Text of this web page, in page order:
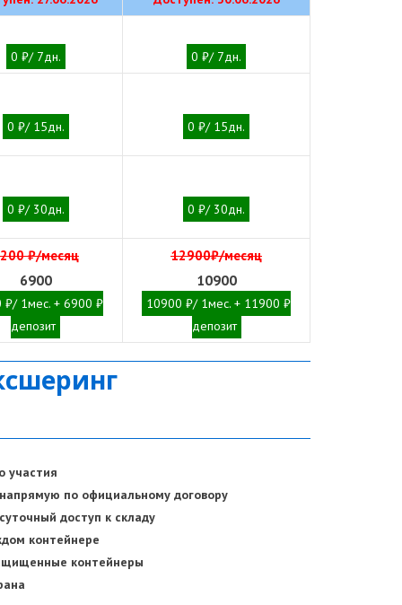
0 ₽/ 7дн. 0 ₽/ 7дн.
0 ₽/ 15дн. 0 ₽/ 15дн.
0 ₽/ 30дн. 0 ₽/ 30дн.
₽/месяц
6900
₽/ 1мес. + 6900 ₽
депозит
12900₽/месяц
10900
10900 ₽/ 1мес. + 11900 ₽
депозит
участия
по официальному договору
доступ к складу
контейнере
контейнеры